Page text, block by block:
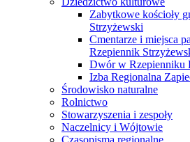
Zabytkowe kościoły
Strzyżewski
Cmentarze i miejsca
Rzepiennik
Dwór w Rzepienniku
Izba Regionalna
Środowisko naturalne
Rolnictwo
Stowarzyszenia i zespoły
Naczelnicy i Wójtowie